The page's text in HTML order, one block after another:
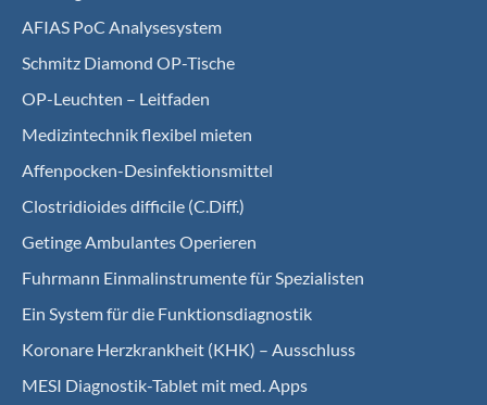
AFIAS PoC Analysesystem
Schmitz Diamond OP-Tische
OP-Leuchten – Leitfaden
Medizintechnik flexibel mieten
Affenpocken-Desinfektionsmittel
Clostridioides difficile (C.Diff.)
Getinge Ambulantes Operieren
Fuhrmann Einmalinstrumente für Spezialisten
Ein System für die Funktionsdiagnostik
Koro­nare Herz­krank­heit (KHK) – Ausschluss
MESI Diagnostik-Tablet mit med. Apps